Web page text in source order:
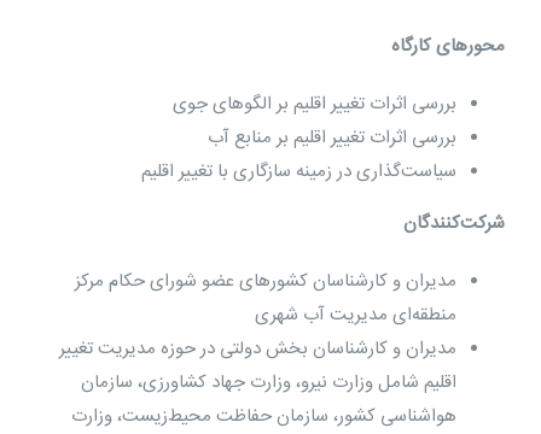
محورهای کارگاه
بررسی اثرات تغییر اقلیم بر الگوهای جوی
بررسی اثرات تغییر اقلیم بر منابع آب
سیاست‌‌گذاری در زمینه سازگاری با تغییر اقلیم
شرکت‌کنندگان
مدیران و کارشناسان کشورهای عضو شورای حکام مرکز
منطقه‌ای مدیریت آب شهری
مدیران و کارشناسان بخش دولتی در حوزه مدیریت تغییر
اقلیم شامل وزارت نیرو، وزارت جهاد کشاورزی، سازمان
هواشناسی کشور، سازمان حفاظت محیط‌زیست، وزارت